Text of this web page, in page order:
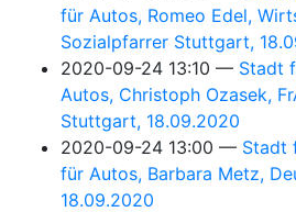
für Autos, Romeo Edel,
Sozialpfarrer Stuttgart,
2020-09-24 13:10
Stadt
Autos, Christoph Ozasek,
Stuttgart, 18.09.2020
2020-09-24 13:00
Stadt
für Autos, Barbara Metz,
18.09.2020